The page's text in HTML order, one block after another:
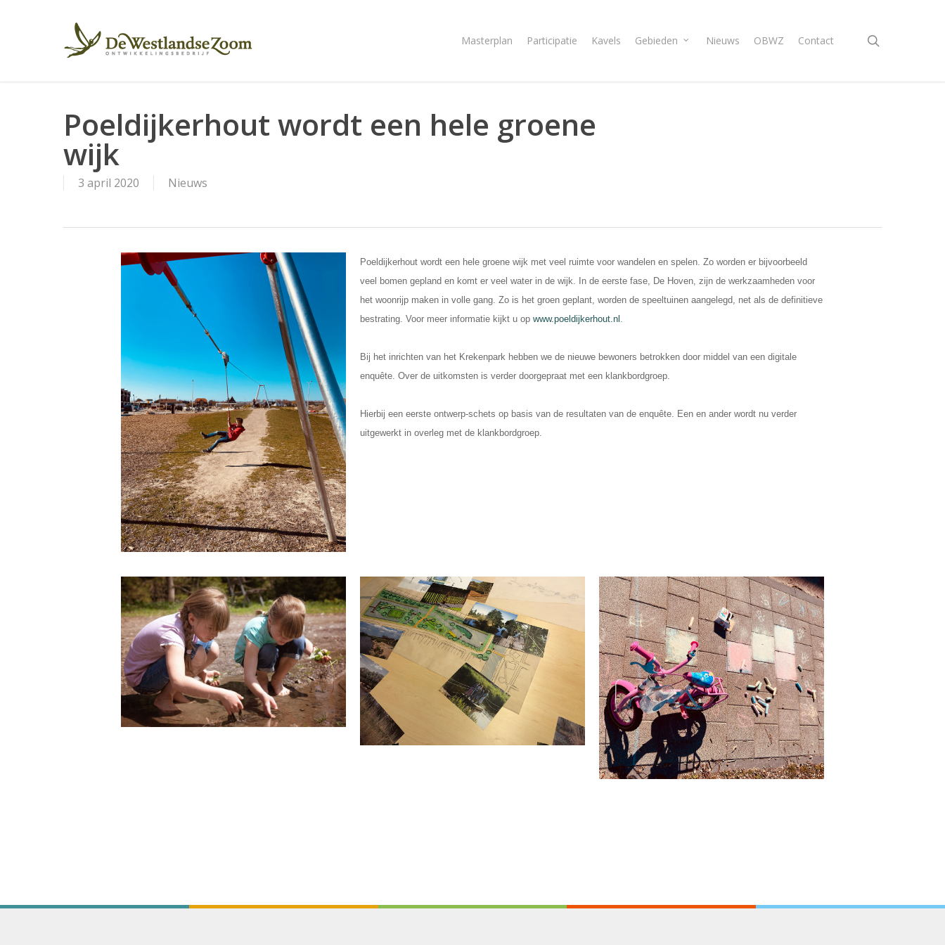
Masterplan Participatie Kavels Gebieden Nieuws OBWZ Contact
Poeldijkerhout wordt een hele groene
wijk
3 april 2020 Nieuws
Poeldijkerhout wordt een hele groene wijk met veel ruimte voor wandelen en spelen. Zo worden er bijvoorbeeld
veel bomen gepland en komt er veel water in de wijk. In de eerste fase, De Hoven, zijn de werkzaamheden voor
het woonrijp maken in volle gang. Zo is het groen geplant, worden de speeltuinen aangelegd, net als de definitieve
bestrating. Voor meer informatie kijkt u op www.poeldijkerhout.nl .
Bij het inrichten van het Krekenpark hebben we de nieuwe bewoners betrokken door middel van een digitale
enquête.Over de uitkomsten is verder doorgepraat met een klankbordgroep.
Hierbij een eerste ontwerp-schets op basis van de resultaten van de enquête. Een en ander wordt nu verder
uitgewerkt in overleg met de klankbordgroep.